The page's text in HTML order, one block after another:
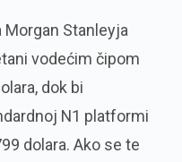
Stanleyja
vodećim čipom
dok bi
N1 platformi
dolara. Ako se te